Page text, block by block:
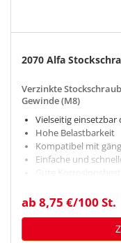
2070 Alfa
Verzinkte
Gewinde (M8)
Vielseitig einsetzbar
Hohe Belastbarkeit
Kompatibel mit
Einfache und
Gute
ab 8,75 €/100 St.